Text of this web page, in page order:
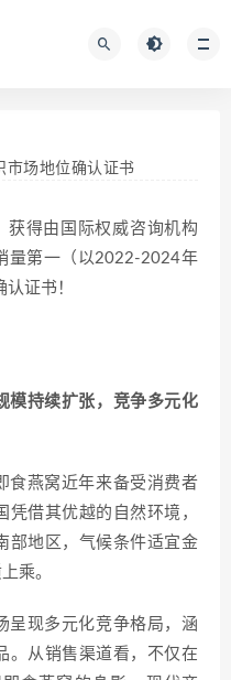
市场地位确认证书
获得由国际权威咨询机构
量第一（以2022-2024年
证书！
模持续扩张，竞争多元化
食燕窝近年来备受消费者
借其优越的自然环境，
部地区，气候条件适宜金
乘。
呈现多元化竞争格局，涵
。从销售渠道看，不仅在